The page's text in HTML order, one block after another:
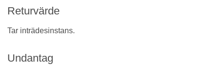
Returvärde
Tar inträdesinstans.
Undantag